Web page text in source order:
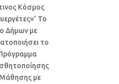
Κόσμος
Το
Δήμων με
το
Μάθησης με